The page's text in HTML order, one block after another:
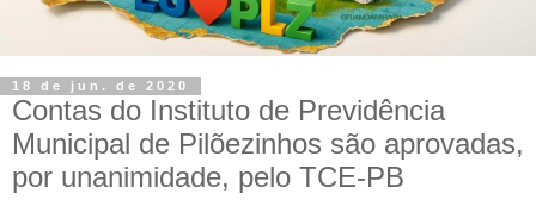
18 de jun. de 2020
Contas do Instituto de Previdência
Municipal de Pilõezinhos são aprovadas,
por unanimidade, pelo TCE-PB